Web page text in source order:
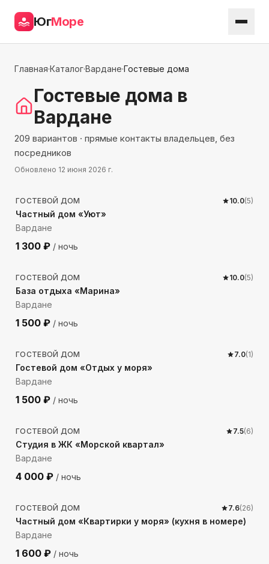
ЮгМоре
Главная·Каталог·Вардане·Гостевые дома
Гостевые дома в
Вардане
209 вариантов · прямые контакты владельцев, без
посредников
Обновлено 12 июня 2026 г.
439 м до моря
ГОСТЕВОЙ ДОМ 10.0(5)
Частный дом «Уют»
Вардане
1 300 ₽ / ночь
1107 м до моря
ГОСТЕВОЙ ДОМ 10.0(5)
База отдыха «Марина»
Вардане
1 500 ₽ / ночь
975 м до моря
ГОСТЕВОЙ ДОМ 7.0(1)
Гостевой дом «Отдых у моря»
Вардане
1 500 ₽ / ночь
469 м до моря
ГОСТЕВОЙ ДОМ 7.5(6)
Студия в ЖК «Морской квартал»
Вардане
4 000 ₽ / ночь
457м до моря
ГОСТЕВОЙ ДОМ 7.6(26)
Частный дом «Квартирки у моря» (кухня в номере)
Вардане
1 600 ₽ / ночь
690 м до моря